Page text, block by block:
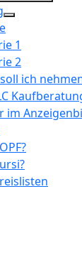
1
2
ich
im